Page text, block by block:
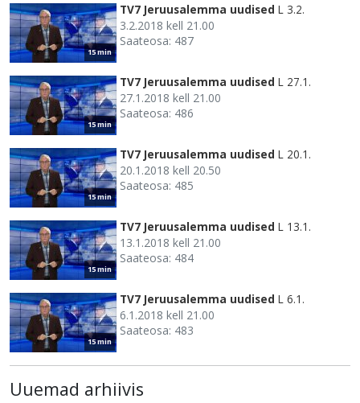
15 min
TV7 Jeruusalemma uudised L 3.2.
3.2.2018 kell 21.00
Saateosa: 487
15 min
TV7 Jeruusalemma uudised L 27.1.
27.1.2018 kell 21.00
Saateosa: 486
15 min
TV7 Jeruusalemma uudised L 20.1.
20.1.2018 kell 20.50
Saateosa: 485
15 min
TV7 Jeruusalemma uudised L 13.1.
13.1.2018 kell 21.00
Saateosa: 484
15 min
TV7 Jeruusalemma uudised L 6.1.
6.1.2018 kell 21.00
Saateosa: 483
Uuemad arhiivis